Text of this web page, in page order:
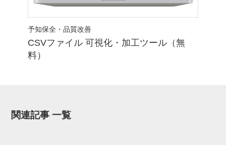
ル（無
予知保全・品質改善
異常検知・設備診断システム
関連記事 一覧